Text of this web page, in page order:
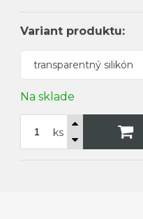
Variant produktu:
transparentný silikón
Na sklade
ks